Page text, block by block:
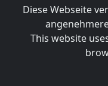
Diese Webseite
This website